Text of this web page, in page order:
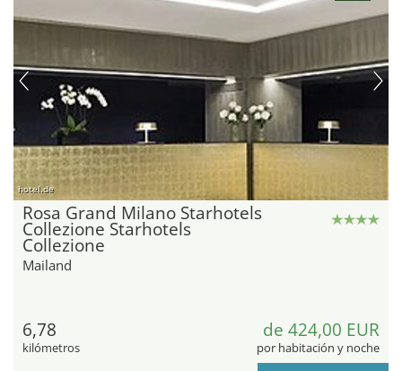
hotel.de
Rosa Grand Milano Starhotels
Collezione Starhotels
Collezione
Mailand
6,78
kilómetros
de 424,00 EUR
por habitación y noche